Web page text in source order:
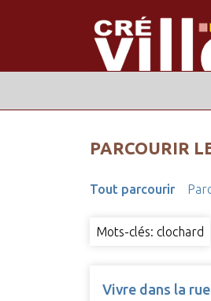
PARCOURIR
Tout parcourir
Mots-clés: clochard
Vivre dans la rue